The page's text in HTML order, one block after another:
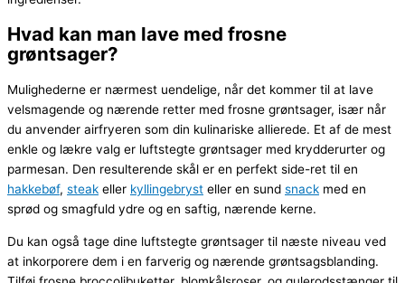
Hvad kan man lave med frosne
grøntsager?
Mulighederne er nærmest uendelige, når det kommer til at lave
velsmagende og nærende retter med frosne grøntsager, især når
du anvender airfryeren som din kulinariske allierede. Et af de mest
enkle og lækre valg er luftstegte grøntsager med krydderurter og
parmesan. Den resulterende skål er en perfekt side-ret til en
hakkebøf, steak eller kyllingebryst eller en sund snack med en
sprød og smagfuld ydre og en saftig, nærende kerne.
Du kan også tage dine luftstegte grøntsager til næste niveau ved
at inkorporere dem i en farverig og nærende grøntsagsblanding.